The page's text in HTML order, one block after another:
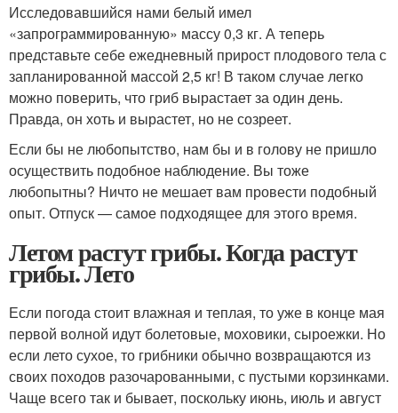
Исследовавшийся нами белый имел
«запрограммированную» мас­су 0,3 кг. А теперь
представьте себе ежедневный прирост плодового тела с
запланированной массой 2,5 кг! В таком случае легко
можно поверить, что гриб вырастает за один день.
Правда, он хоть и вырастет, но не созреет.
Если бы не любопытство, нам бы и в голову не пришло
осущест­вить подобное наблюдение. Вы тоже
любопытны? Ничто не мешает вам провести подобный
опыт. Отпуск — самое подходящее для это­го время.
Летом растут грибы. Когда растут
грибы. Лето
Если погода стоит влажная и теплая, то уже в конце мая
первой волной идут болетовые, моховики, сыроежки. Но
если лето сухое, то грибники обычно возвращаются из
своих походов разочарованными, с пустыми корзинками.
Чаще всего так и бывает, поскольку июнь, июль и август